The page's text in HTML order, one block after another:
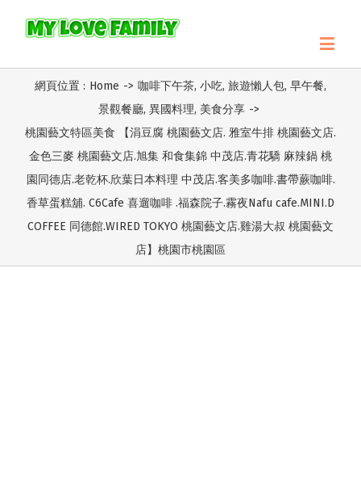
網頁位置 : Home -> 咖啡下午茶, 小吃, 旅遊懶人包, 早午餐,
景觀餐廳, 異國料理, 美食分享 ->
桃園藝文特區美食 【涓豆腐 桃園藝文店. 雅室牛排 桃園藝文店.
金色三麥 桃園藝文店.旭集 和食集錦 中茂店.青花驕 麻辣鍋 桃
園同德店.老乾杯.欣葉日本料理 中茂店.客美多咖啡.書帶蕨咖啡.
香草蛋糕舖. C6Cafe 喜遛咖啡 .福森院子.霧夜Nafu cafe.MINI.D
COFFEE 同德館.WIRED TOKYO 桃園藝文店.雞湯大叔 桃園藝文
店】桃園市桃園區